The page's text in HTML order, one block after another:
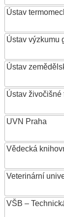
Ústav
Ústav výzkumu
Ústav
Ústav živočišné
UVN Praha
Vědecká
Veterinární
VŠB –